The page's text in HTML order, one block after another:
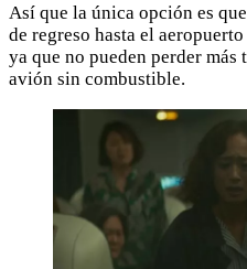
Así que la única opción es
de regreso hasta el
ya que no pueden perder más
avión sin combustible.